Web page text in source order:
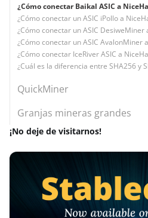
¿Cómo conectar Baikal ASIC a
¿Cómo conectar un ASIC iPollo a
¿Cómo conectar un ASIC DesiweMiner
¿Cómo conectar un ASIC AvalonMiner
¿Cómo conectar IceRiver ASIC a
¿Cuál es la diferencia entre SHA256 y
QuickMiner
Granjas mineras grandes
¡No deje de visitarnos!